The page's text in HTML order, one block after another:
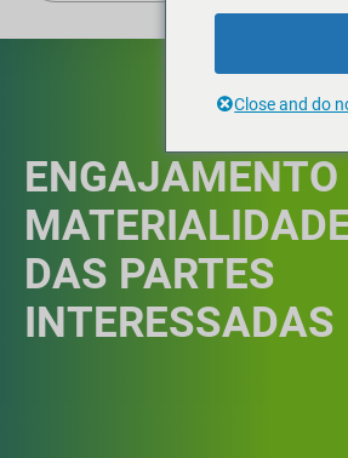
ENGAJAMENTO
DAS PARTES
INTERESSADAS
Close and do